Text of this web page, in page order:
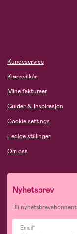
Kundeservice
Kjøpsvilkår
Mine fakturaer
Guider & Inspirasjon
Cookie settings
Ledige stillinger
Om oss
Nyhetsbrev
Bli
Email*